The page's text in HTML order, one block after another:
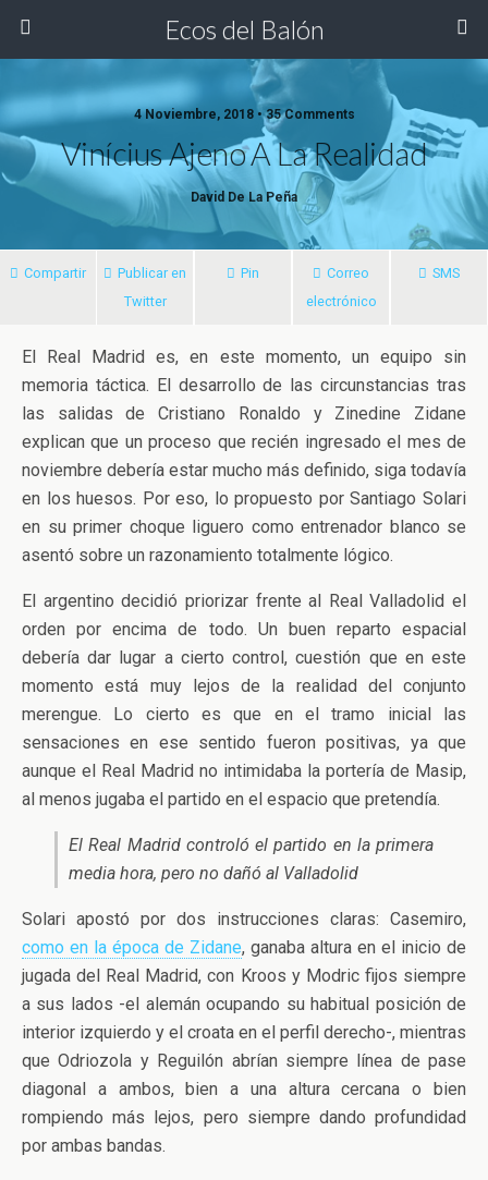
Ecos del Balón
4 Noviembre, 2018 • 35 Comments
Vinícius Ajeno A La Realidad
David De La Peña
Compartir
Publicar en
Twitter
Pin
Correo
electrónico
SMS
El Real Madrid es, en este momento, un equipo sin
memoria táctica. El desarrollo de las circunstancias tras
las salidas de Cristiano Ronaldo y Zinedine Zidane
explican que un proceso que recién ingresado el mes de
noviembre debería estar mucho más definido, siga todavía
en los huesos. Por eso, lo propuesto por Santiago Solari
en su primer choque liguero como entrenador blanco se
asentó sobre un razonamiento totalmente lógico.
El argentino decidió priorizar frente al Real Valladolid el
orden por encima de todo. Un buen reparto espacial
debería dar lugar a cierto control, cuestión que en este
momento está muy lejos de la realidad del conjunto
merengue. Lo cierto es que en el tramo inicial las
sensaciones en ese sentido fueron positivas, ya que
aunque el Real Madrid no intimidaba la portería de Masip,
al menos jugaba el partido en el espacio que pretendía.
El Real Madrid controló el partido en la primera
media hora, pero no dañó al Valladolid
Solari apostó por dos instrucciones claras: Casemiro,
como en la época de Zidane, ganaba altura en el inicio de
jugada del Real Madrid, con Kroos y Modric fijos siempre
a sus lados -el alemán ocupando su habitual posición de
interior izquierdo y el croata en el perfil derecho-, mientras
que Odriozola y Reguilón abrían siempre línea de pase
diagonal a ambos, bien a una altura cercana o bien
rompiendo más lejos, pero siempre dando profundidad
por ambas bandas.